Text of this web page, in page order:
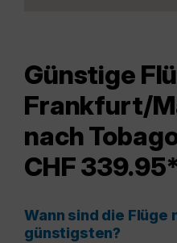
Günstige
Frankfurt/
nach
CHF 339.95*
Wann sind die Flüge
günstigsten?